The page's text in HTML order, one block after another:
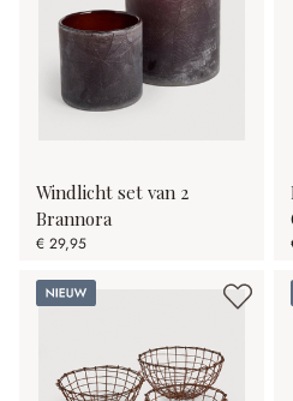
Windlicht set van 2
Brannora
€ 29,95
Nieuw